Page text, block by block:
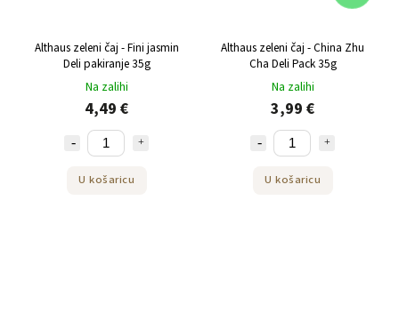
Althaus zeleni čaj - Fini jasmin
Deli pakiranje 35g
Na zalihi
4,49 €
U košaricu
Althaus zeleni čaj - China Zhu
Cha Deli Pack 35g
Na zalihi
3,99 €
U košaricu